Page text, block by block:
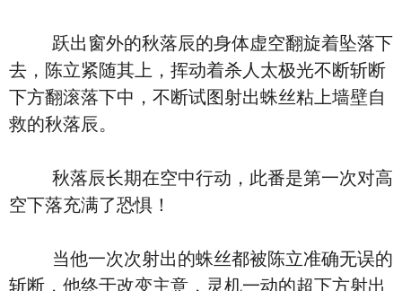
跃出窗外的秋落辰的身体虚空翻旋着坠落下
去，陈立紧随其上，挥动着杀人太极光不断斩断
下方翻滚落下中，不断试图射出蛛丝粘上墙壁自
救的秋落辰。
秋落辰长期在空中行动，此番是第一次对高
空下落充满了恐惧！
当他一次次射出的蛛丝都被陈立准确无误的
斩断，他终于改变主意，灵机一动的超下方射出